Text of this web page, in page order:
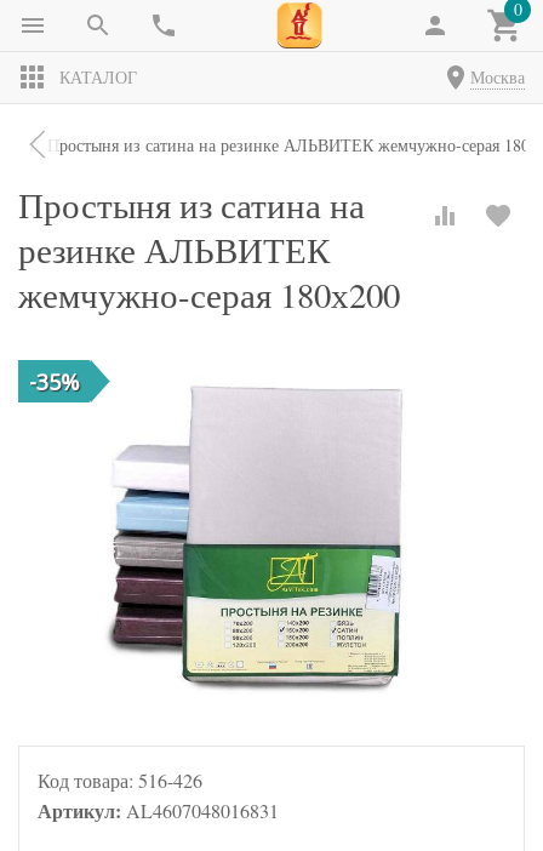
0
КАТАЛОГ Москва
Простыня из сатина на резинке АЛЬВИТЕК жемчужно-серая
Простыня из сатина на
резинке АЛЬВИТЕК
жемчужно-серая 180х200
-35%
Код товара: 516-426
Артикул: AL4607048016831